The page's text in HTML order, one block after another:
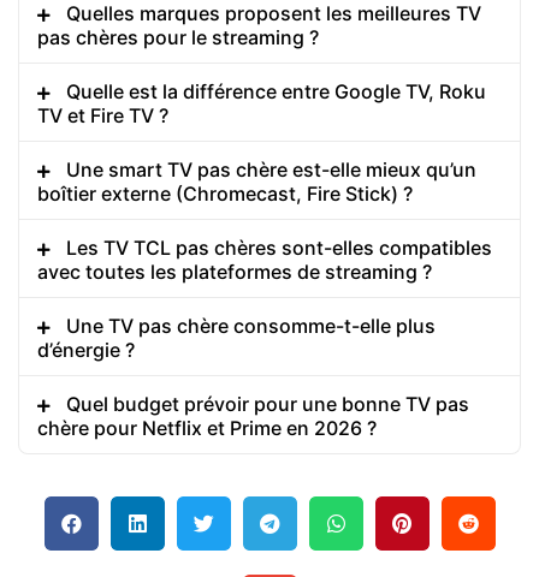
Quelles marques proposent les meilleures TV
pas chères pour le streaming ?
Quelle est la différence entre Google TV, Roku
TV et Fire TV ?
Une smart TV pas chère est-elle mieux qu’un
boîtier externe (Chromecast, Fire Stick) ?
Les TV TCL pas chères sont-elles compatibles
avec toutes les plateformes de streaming ?
Une TV pas chère consomme-t-elle plus
d’énergie ?
Quel budget prévoir pour une bonne TV pas
chère pour Netflix et Prime en 2026 ?